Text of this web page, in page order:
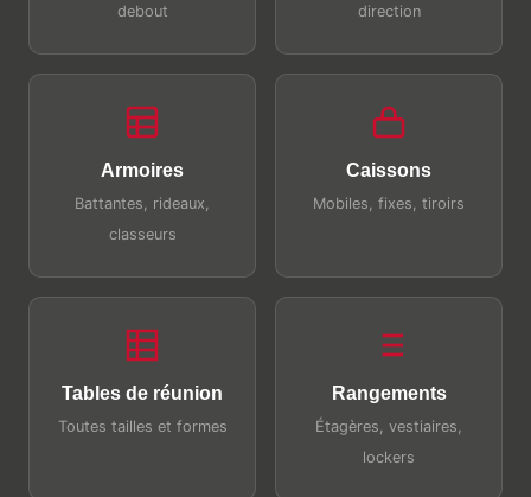
debout
direction
Armoires
Battantes, rideaux,
classeurs
Caissons
Mobiles, fixes, tiroirs
Tables de réunion
Toutes tailles et formes
Rangements
Étagères, vestiaires,
lockers